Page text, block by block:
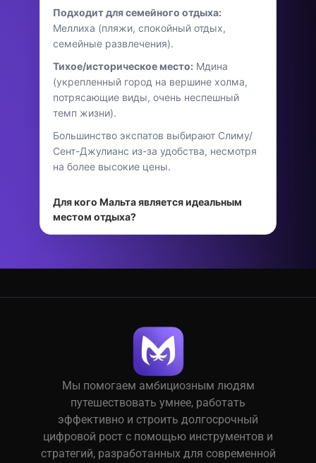
Подходит для семейного отдыха:
Меллиха (пляжи, спокойный отдых,
семейные развлечения).
Тихое/историческое место: Мдина
(укрепленный город на вершине холма,
потрясающие виды, очень неспешный
темп жизни).
Большинство экспатов выбирают Слиму/
Сент-Джулианс из-за удобства, несмотря
на более высокие цены.
Для кого Мальта является идеальным
местом отдыха?
Мы помогаем амбициозным людям
путешествовать умнее, работать
эффективно и строить долгосрочный
цифровой рост с помощью инструментов и
стратегий, разработанных для современной